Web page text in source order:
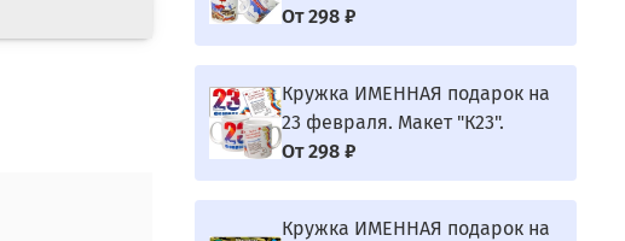
От 298 ₽
Кружка ИМЕННАЯ подарок на
23 февраля. Макет "К23".
От 298 ₽
Кружка ИМЕННАЯ подарок на